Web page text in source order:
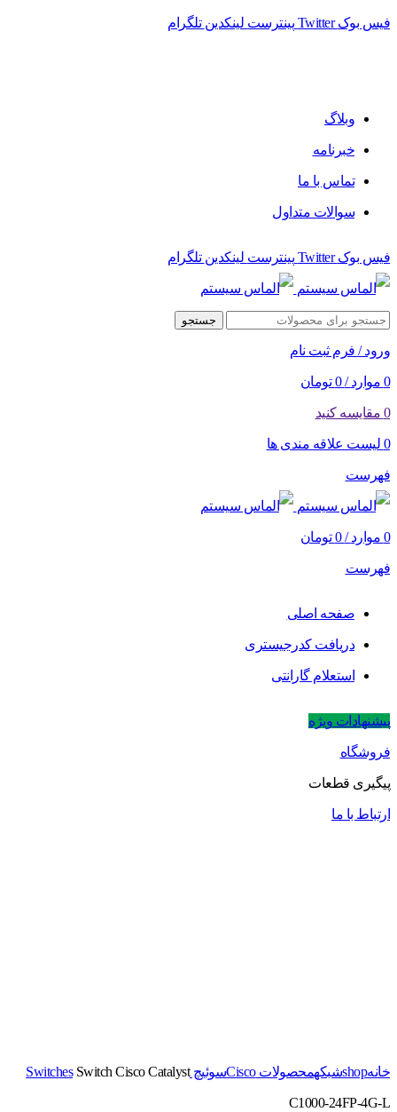
فیس بوک Twitter پینترست لینکدین تلگرام
وبلاگ
خبرنامه
تماس با ما
سوالات متداول
فیس بوک Twitter پینترست لینکدین تلگرام
جستجو
ورود / فرم ثبت نام
0 موارد /
0 تومان
0 مقایسه کنید
0 لیست علاقه مندی ها
فهرست
0 موارد /
0 تومان
فهرست
صفحه اصلی
دریافت کدرجیستری
استعلام گارانتی
پیشنهادات ویژه
فروشگاه
پیگیری قطعات
ارتباط با ما
خانهshopشبکهمحصولات Cisco سوئیچ SwitchesSwitch Cisco Catalyst
C1000-24FP-4G-L